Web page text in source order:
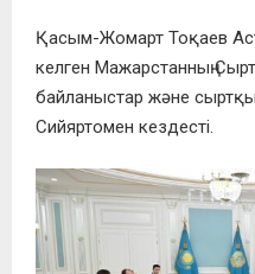
Қасым-Жомарт Тоқаев
келген Мажарстанның
байланыстар және сыртқы
Сийяртомен кездесті.